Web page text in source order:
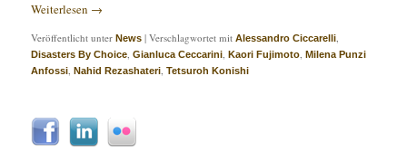
Weiterlesen →
Veröffentlicht unter News |Verschlagwortet mit Alessandro Ciccarelli,
Disasters By Choice,Gianluca Ceccarini,Kaori Fujimoto,Milena Punzi
Anfossi,Nahid Rezashateri,Tetsuroh Konishi